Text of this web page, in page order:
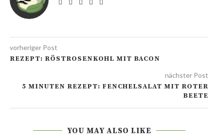
vorheriger Post
REZEPT: RÖSTROSENKOHL MIT BACON
nächster Post
5 MINUTEN REZEPT: FENCHELSALAT MIT ROTER
BEETE
YOU MAY ALSO LIKE